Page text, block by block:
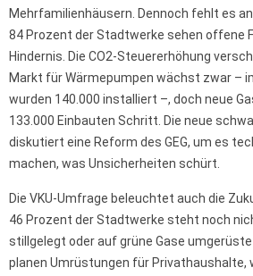
Mehrfamilienhäusern. Dennoch fehlt es
84 Prozent der Stadtwerke sehen offene
Hindernis. Die CO2-Steuererhöhung
Markt für Wärmepumpen wächst zwar –
wurden 140.000 installiert –, doch neue
133.000 Einbauten Schritt. Die neue
diskutiert eine Reform des GEG, um es
machen, was Unsicherheiten schürt.
Die VKU-Umfrage beleuchtet auch die
46 Prozent der Stadtwerke steht noch
stillgelegt oder auf grüne Gase
planen Umrüstungen für Privathaushalte,